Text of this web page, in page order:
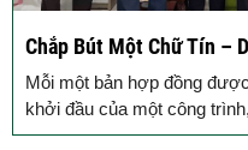
Động Thổ Xây Nhà –
Đồng Hành
Mỗi ngôi nhà được khởi
gạch xây dựng nên niềm